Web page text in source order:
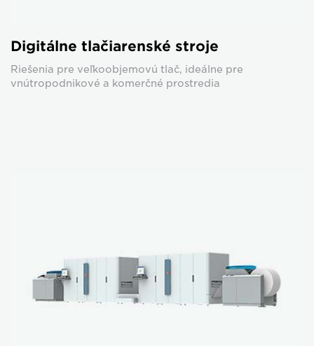
Digitálne tlačiarenské stroje
Riešenia pre veľkoobjemovú tlač, ideálne pre
vnútropodnikové a komerčné prostredia